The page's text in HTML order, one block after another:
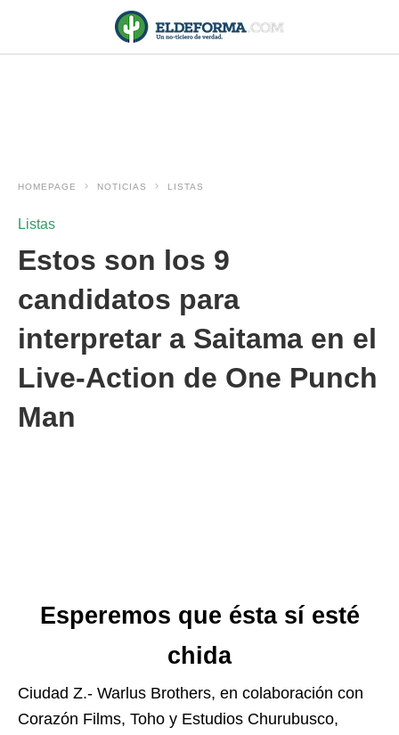
HOMEPAGE NOTICIAS LISTAS
Listas
Estos son los 9
candidatos para
interpretar a Saitama en el
Live-Action de One Punch
Man
Esperemos que ésta sí esté
chida
Ciudad Z.- Warlus Brothers, en colaboración con
Corazón Films, Toho y Estudios Churubusco,